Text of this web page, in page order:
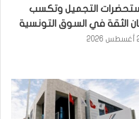
التجميل وتكسب
الثقة في السوق التونسية
2026